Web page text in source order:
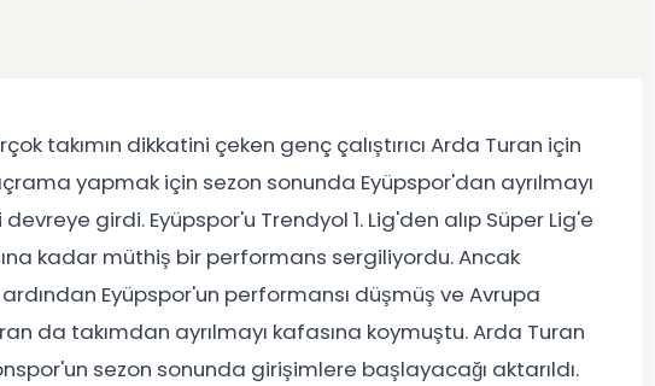
takımın dikkatini çeken genç çalıştırıcı Arda Turan için
yapmak için sezon sonunda Eyüpspor'dan ayrılmayı
girdi. Eyüpspor'u Trendyol 1. Lig'den alıp Süper Lig'e
kadar müthiş bir performans sergiliyordu. Ancak
ardından Eyüpspor'un performansı düşmüş ve Avrupa
da takımdan ayrılmayı kafasına koymuştu. Arda Turan
sezon sonunda girişimlere başlayacağı aktarıldı.